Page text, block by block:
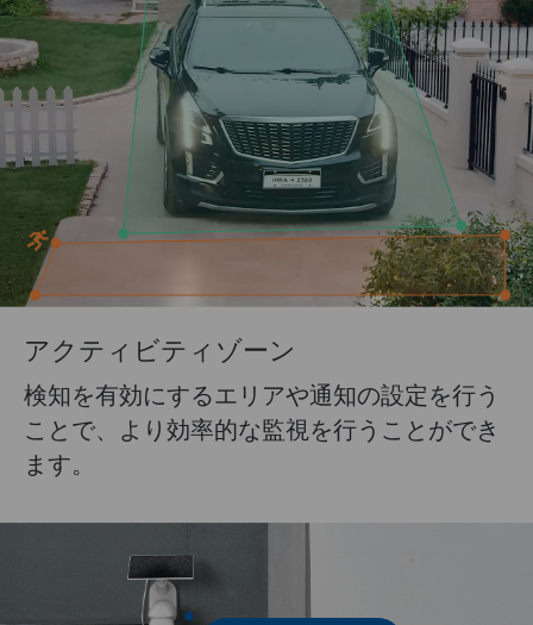
アクティビティゾーン
検知を有効にするエリアや通知の設定を行う
ことで、より効率的な監視を行うことができ
ます。